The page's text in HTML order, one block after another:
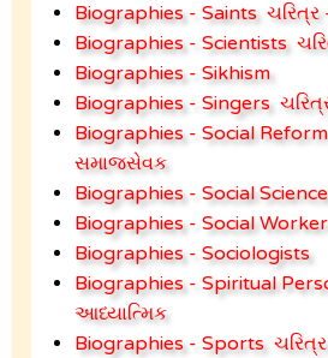
Biographies - Saints
Biographies - Scientists
Biographies - Sikhism
Biographies - Singers
Biographies - Social
સમાજસેવક
Biographies - Social
Biographies - Social
Biographies - Sociologists
Biographies - Spiritual
આધ્યાત્મિક
Biographies - Sports